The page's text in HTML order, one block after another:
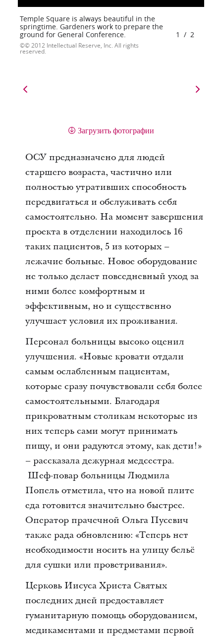
Temple Square is always beautiful in the
springtime. Gardeners work to prepare the
ground for General Conference.
© 2012 Intellectual Reserve, Inc. All rights
reserved.
1 / 2
Загрузить фотографии
ОСУ предназначено для людей
старшего возраста, частично или
полностью утративших способность
передвигаться и обслуживать себя
самостоятельно. На момент завершения
проекта в отделении находилось 16
таких пациентов, 5 из которых –
лежачие больные. Новое оборудование
не только делает повседневный уход за
ними более комфортным и
эффективным, но и существенно
улучшает условия их проживания.
Персонал больницы высоко оценил
улучшения. «Новые кровати отдали
самым ослабленным пациентам,
которые сразу почувствовали себя более
самостоятельными. Благодаря
прикроватным столикам некоторые из
них теперь сами могут принимать
пищу, и они радуются этому, как дети!»
– рассказала дежурная медсестра.
Шеф-повар больницы Людмила
Попель отметила, что на новой плите
еда готовится значительно быстрее.
Оператор прачечной Ольга Пусевич
также рада обновлению: «Теперь нет
необходимости носить на улицу бельё
для сушки или проветривания».
Церковь Иисуса Христа Святых
последних дней предоставляет
гуманитарную помощь оборудованием,
медикаментами и предметами первой